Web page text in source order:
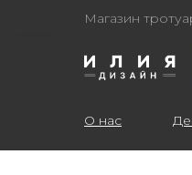
Магазин
О нас